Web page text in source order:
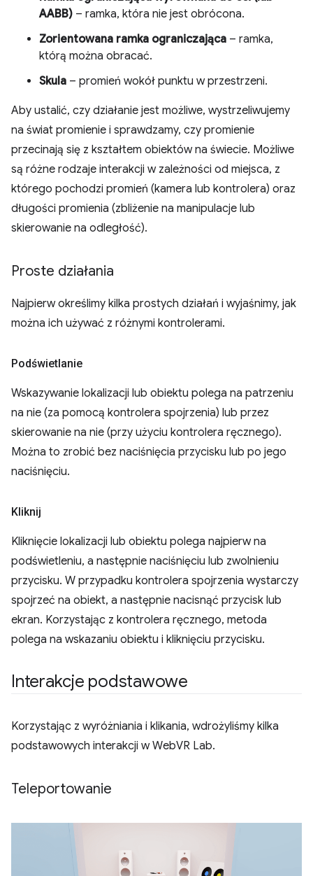
AABB) – ramka, która nie jest obrócona.
Zorientowana ramka ograniczająca – ramka,
którą można obracać.
Skula – promień wokół punktu w przestrzeni.
Aby ustalić, czy działanie jest możliwe, wystrzeliwujemy
na świat promienie i sprawdzamy, czy promienie
przecinają się z kształtem obiektów na świecie. Możliwe
są różne rodzaje interakcji w zależności od miejsca, z
którego pochodzi promień (kamera lub kontrolera) oraz
długości promienia (zbliżenie na manipulacje lub
skierowanie na odległość).
Proste działania
Najpierw określimy kilka prostych działań i wyjaśnimy, jak
można ich używać z różnymi kontrolerami.
Podświetlanie
Wskazywanie lokalizacji lub obiektu polega na patrzeniu
na nie (za pomocą kontrolera spojrzenia) lub przez
skierowanie na nie (przy użyciu kontrolera ręcznego).
Można to zrobić bez naciśnięcia przycisku lub po jego
naciśnięciu.
Kliknij
Kliknięcie lokalizacji lub obiektu polega najpierw na
podświetleniu, a następnie naciśnięciu lub zwolnieniu
przycisku. W przypadku kontrolera spojrzenia wystarczy
spojrzeć na obiekt, a następnie nacisnąć przycisk lub
ekran. Korzystając z kontrolera ręcznego, metoda
polega na wskazaniu obiektu i kliknięciu przycisku.
Interakcje podstawowe
Korzystając z wyróżniania i klikania, wdrożyliśmy kilka
podstawowych interakcji w WebVR Lab.
Teleportowanie